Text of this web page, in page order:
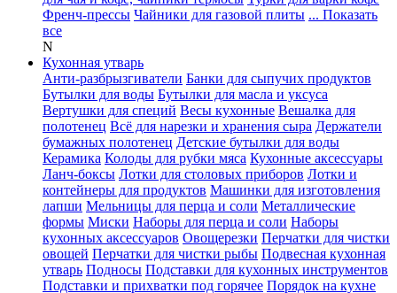
Френч-прессы Чайники для газовой плиты ... Показать
все
N
Кухонная утварь
Анти-разбрызгиватели Банки для сыпучих продуктов
Бутылки для воды Бутылки для масла и уксуса
Вертушки для специй Весы кухонные Вешалка для
полотенец Всё для нарезки и хранения сыра Держатели
бумажных полотенец Детские бутылки для воды
Керамика Колоды для рубки мяса Кухонные аксессуары
Ланч-боксы Лотки для столовых приборов Лотки и
контейнеры для продуктов Машинки для изготовления
лапши Мельницы для перца и соли Металлические
формы Миски Наборы для перца и соли Наборы
кухонных аксессуаров Овощерезки Перчатки для чистки
овощей Перчатки для чистки рыбы Подвесная кухонная
утварь Подносы Подставки для кухонных инструментов
Подставки и прихватки под горячее Порядок на кухне